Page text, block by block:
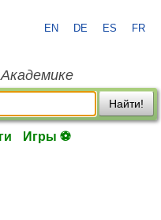
EN DE ES FR
Найти!
Игры ⚽